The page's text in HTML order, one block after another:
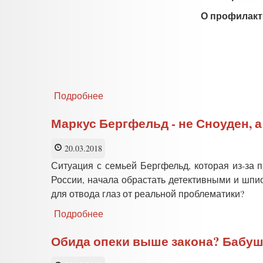
О
Подробнее
ОЦЕНКА
Проекта
О
предупреждении
и
профилактике
Маркус Бергфельд - не Сноуден,
20.03.2018
Ситуация с семьей Бергфельд, которая из-
России, начала обрастать детективными и
для отвода глаз от реальной проблематики?
Подробнее
Бергфельд
-
Обида опеки выше закона?